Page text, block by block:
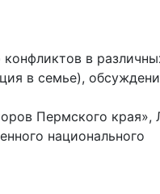
в
в семье),
Пермского края»,
национального